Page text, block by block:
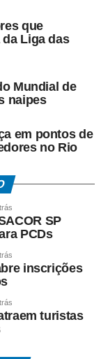
atendimento no
o órgão de
entrar em
ou ainda pelo
que
da Liga das
Mundial de
naipes
em pontos de
no Rio
SP
PCDs
inscrições
turistas